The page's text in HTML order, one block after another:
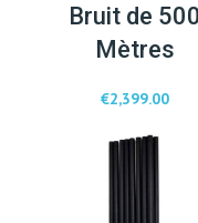
Bruit de 500
Mètres
€2,399.00